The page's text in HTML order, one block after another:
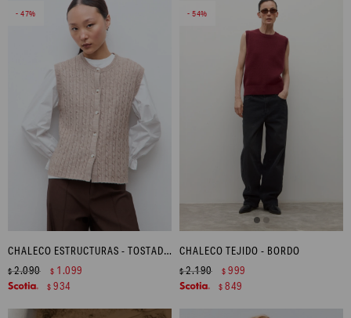
47
CHALECO ESTRUCTURAS - TOSTADO MELANGE
$2.090 $ 1.099
$ 934
54
CHALECO TEJIDO - BORDO
$2.190 $ 999
$ 849